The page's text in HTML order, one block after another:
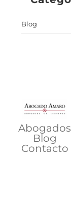
Blog
Abogados
Blog
Contacto